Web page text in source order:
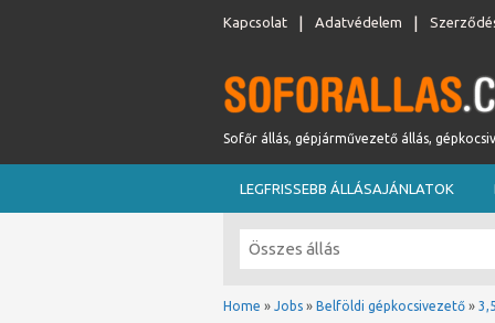
Kapcsolat Adatvédelem
Sofőr állás, gépjárművezető állás,
LEGFRISSEBB ÁLLÁSAJÁNLATOK
Home » Jobs » Belföldi gépkocsivezető »